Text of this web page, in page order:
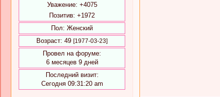
Уважение: +4075
Позитив: +1972
Пол: Женский
Возраст: 49 [1977-03-23]
Провел на форуме:
6 месяцев 9 дней
Последний визит:
Сегодня 09:31:20 am